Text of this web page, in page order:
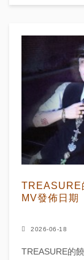
TREASURE
MV發佈日期
2026-06-18
TREASURE的